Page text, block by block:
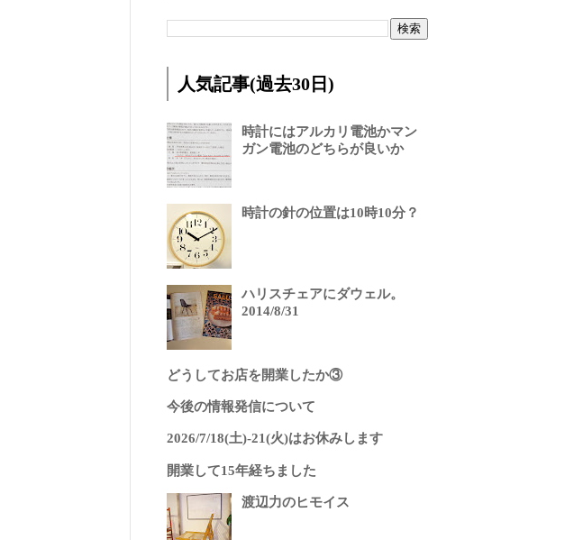
人気記事(過去30日)
時計にはアルカリ電池かマン
ガン電池のどちらが良いか
時計の針の位置は10時10分？
ハリスチェアにダウェル。
2014/8/31
どうしてお店を開業したか③
今後の情報発信について
2026/7/18(土)-21(火)はお休みします
開業して15年経ちました
渡辺力のヒモイス